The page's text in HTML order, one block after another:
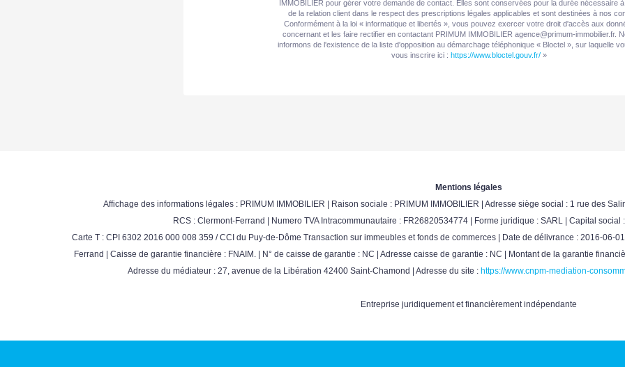
IMMOBILIER pour gérer votre demande de contact. Elles sont conservées pour la durée nécessaire
de la relation client dans le respect des prescriptions légales applicables et sont destinées à nos
Conformément à la loi « informatique et libertés », vous pouvez exercer votre droit d'accès aux
concernant et les faire rectifier en contactant PRIMUM IMMOBILIER agence@primum-immobilier.fr.
informons de l'existence de la liste d'opposition au démarchage téléphonique « Bloctel », sur laquelle
vous inscrire ici : https://www.bloctel.gouv.fr/»
Mentions légales
Affichage des informations légales : PRIMUM IMMOBILIER | Raison sociale : PRIMUM IMMOBILIER | Adresse siège social : 1 rue des
RCS : Clermont-Ferrand | Numero TVA Intracommunautaire : FR26820534774 | Forme juridique : SARL | Capital
Carte T : CPI 6302 2016 000 008 359 / CCI du Puy-de-Dôme Transaction sur immeubles et fonds de commerces | Date de délivrance : 2016-06-
Ferrand | Caisse de garantie financière : FNAIM. | N° de caisse de garantie : NC | Adresse caisse de garantie : NC | Montant de la garantie
Adresse du médiateur : 27, avenue de la Libération 42400 Saint-Chamond | Adresse du site : https://www.cnpm-mediation-
Entreprise juridiquement et financièrement indépendante